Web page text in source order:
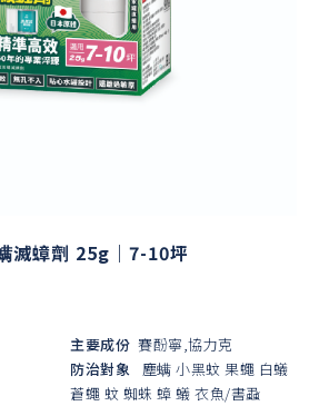
滅蟑劑 25g｜7-10坪
主要成份 賽酚寧,協力克
防治對象
塵螨 小黑蚊 果蠅 白蟻
蒼蠅 蚊 蜘蛛 蟑 蟻 衣魚/書蝨